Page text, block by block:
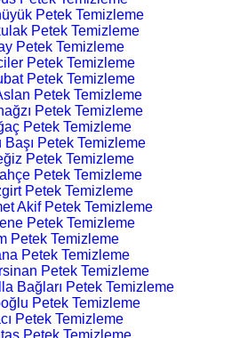
Petek Temizleme
Petek Temizleme
Petek Temizleme
Petek Temizleme
Petek Temizleme
Petek Temizleme
Petek Temizleme
Petek Temizleme
Başı Petek Temizleme
Petek Temizleme
Petek Temizleme
Petek Temizleme
Akif Petek Temizleme
Petek Temizleme
Petek Temizleme
Petek Temizleme
Petek Temizleme
Bağları Petek Temizleme
Petek Temizleme
Petek Temizleme